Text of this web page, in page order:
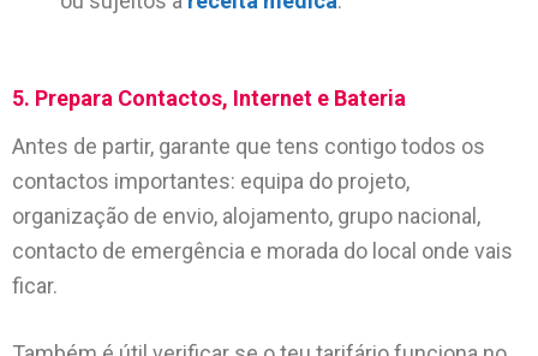
5. Prepara Contactos, Internet e Bateria
Antes de partir, garante que tens contigo todos os
contactos importantes: equipa do projeto,
organização de envio, alojamento, grupo nacional,
contacto de emergência e morada do local onde vais
ficar.